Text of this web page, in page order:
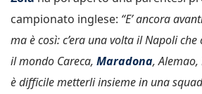
campionato inglese: “E’ ancora
ma è così: c’era una volta il Napoli
il mondo Careca, Maradona,
è difficile metterli insieme in una